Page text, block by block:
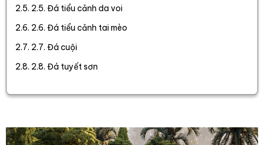
2.5. Đá tiểu cảnh da voi
2.6. Đá tiểu cảnh tai mèo
2.7. Đá cuội
2.8. Đá tuyết sơn